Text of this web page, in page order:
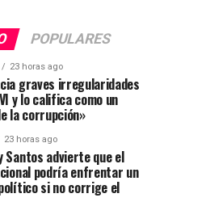
POPULARES
23 horas ago
graves irregularidades
y lo califica como un
la corrupción»
23 horas ago
Santos advierte que el
podría enfrentar un
si no corrige el